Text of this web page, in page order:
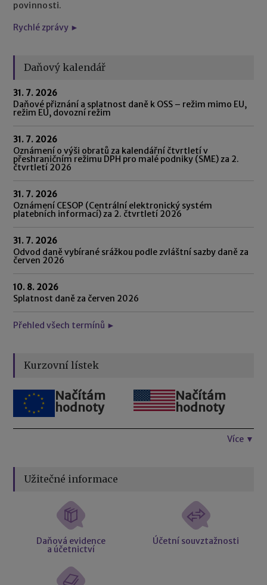
povinnosti.
Rychlé zprávy ►
Daňový kalendář
31. 7. 2026
Daňové přiznání a splatnost daně k OSS – režim mimo EU,
režim EU, dovozní režim
31. 7. 2026
Oznámení o výši obratů za kalendářní čtvrtletí v
přeshraničním režimu DPH pro malé podniky (SME) za 2.
čtvrtletí 2026
31. 7. 2026
Oznámení CESOP (Centrální elektronický systém
platebních informací) za 2. čtvrtletí 2026
31. 7. 2026
Odvod daně vybírané srážkou podle zvláštní sazby daně za
červen 2026
10. 8. 2026
Splatnost daně za červen 2026
Přehled všech termínů ►
Kurzovní lístek
Načítám
hodnoty
Načítám
hodnoty
Více ▼
Užitečné informace
Daňová evidence
a účetnictví
Účetní souvztažnosti